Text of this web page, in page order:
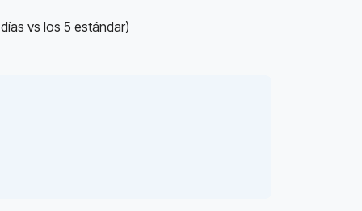
vs los 5 estándar)